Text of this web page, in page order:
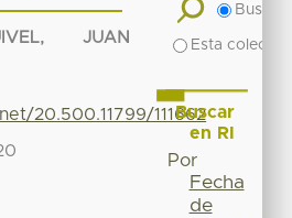
JUAN
20.500.11799/111662
Buscar
Esta
Buscar
en RI
Por
Fecha
de